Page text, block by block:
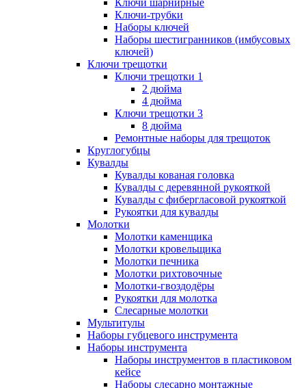
Ключи шарнирные
Ключи-трубки
Наборы ключей
Наборы шестигранников (имбусовых
ключей)
Ключи трещотки
Ключи трещотки 1
2 дюйма
4 дюйма
Ключи трещотки 3
8 дюйма
Ремонтные наборы для трещоток
Круглогубцы
Кувалды
Кувалды кованая головка
Кувалды с деревянной рукояткой
Кувалды с фибергласовой рукояткой
Рукоятки для кувалды
Молотки
Молотки каменщика
Молотки кровельщика
Молотки печника
Молотки рихтовочные
Молотки-гвоздодёры
Рукоятки для молотка
Слесарные молотки
Мультитулы
Наборы губцевого инструмента
Наборы инструмента
Наборы инструментов в пластиковом
кейсе
Наборы слесарно монтажные